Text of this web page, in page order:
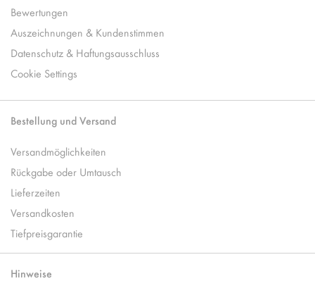
Bewertungen
Auszeichnungen & Kundenstimmen
Datenschutz & Haftungsausschluss
Cookie Settings
Bestellung und Versand
Versandmöglichkeiten
Rückgabe oder Umtausch
Lieferzeiten
Versandkosten
Tiefpreisgarantie
Hinweise